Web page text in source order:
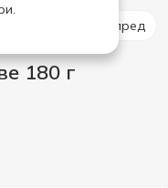
Спред
180 г